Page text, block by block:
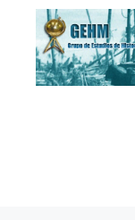
Saltar
contenido